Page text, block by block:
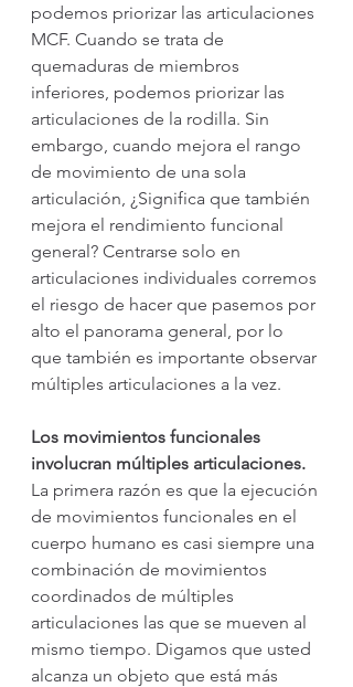
podemos priorizar las articulaciones
MCF. Cuando se trata de
quemaduras de miembros
inferiores, podemos priorizar las
articulaciones de la rodilla. Sin
embargo, cuando mejora el rango
de movimiento de una sola
articulación, ¿Significa que también
mejora el rendimiento funcional
general? Centrarse solo en
articulaciones individuales corremos
el riesgo de hacer que pasemos por
alto el panorama general, por lo
que también es importante observar
múltiples articulaciones a la vez.
Los movimientos funcionales
involucran múltiples articulaciones.
La primera razón es que la ejecución
de movimientos funcionales en el
cuerpo humano es casi siempre una
combinación de movimientos
coordinados de múltiples
articulaciones las que se mueven al
mismo tiempo. Digamos que usted
alcanza un objeto que está más